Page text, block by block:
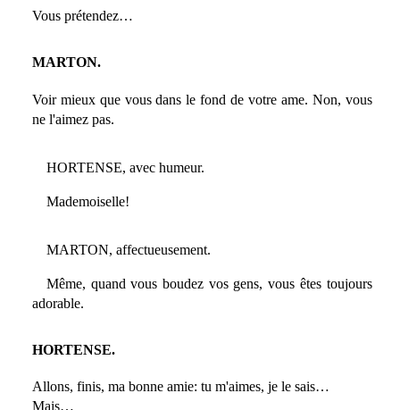
Vous prétendez…
MARTON.
Voir mieux que vous dans le fond de votre ame. Non, vous
ne l'aimez pas.
HORTENSE, avec humeur.
Mademoiselle!
MARTON, affectueusement.
Même, quand vous boudez vos gens, vous êtes toujours
adorable.
HORTENSE.
Allons, finis, ma bonne amie: tu m'aimes, je le sais…
Mais…